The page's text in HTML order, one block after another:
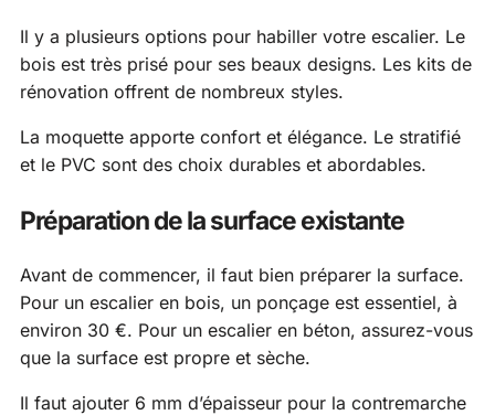
Il y a plusieurs options pour habiller votre escalier. Le
bois est très prisé pour ses beaux designs. Les kits de
rénovation offrent de nombreux styles.
La moquette apporte confort et élégance. Le stratifié
et le PVC sont des choix durables et abordables.
Préparation de la surface existante
Avant de commencer, il faut bien préparer la surface.
Pour un escalier en bois, un ponçage est essentiel, à
environ 30 €. Pour un escalier en béton, assurez-vous
que la surface est propre et sèche.
Il faut ajouter 6 mm d’épaisseur pour la contremarche